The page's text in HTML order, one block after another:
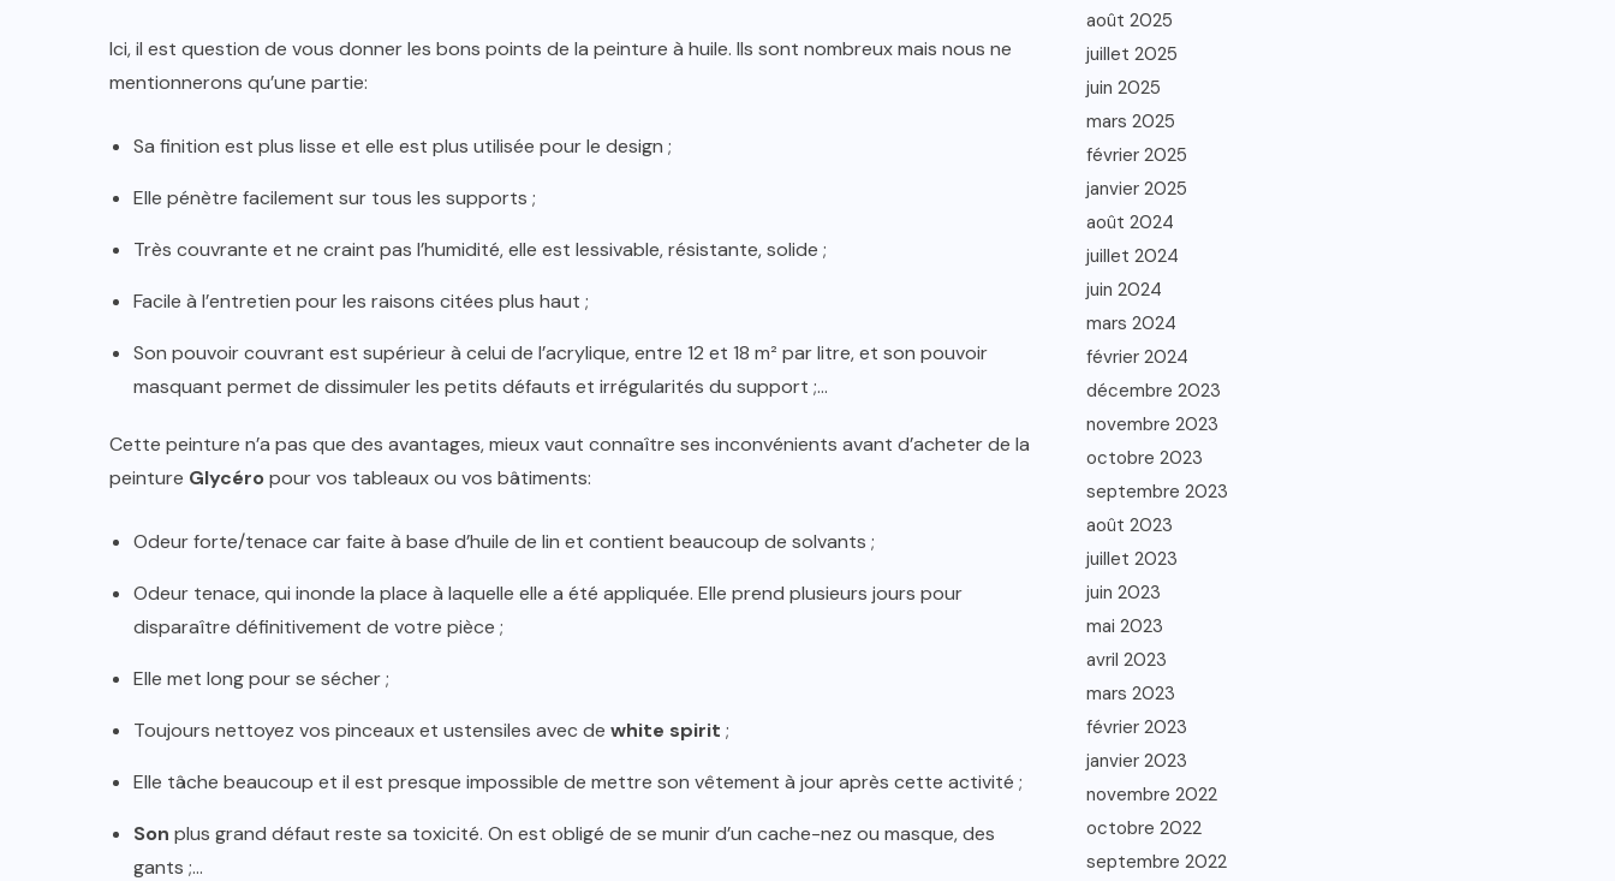
Ici, il est question de vous donner les bons points de la peinture à huile. Ils sont nombreux mais nous ne
mentionnerons qu’une partie:
Sa finition est plus lisse et elle est plus utilisée pour le design ;
Elle pénètre facilement sur tous les supports ;
Très couvrante et ne craint pas l’humidité, elle est lessivable, résistante, solide ;
Facile à l’entretien pour les raisons citées plus haut ;
Son pouvoir couvrant est supérieur à celui de l’acrylique, entre 12 et 18 m² par litre, et son pouvoir
masquant permet de dissimuler les petits défauts et irrégularités du support ;…
Cette peinture n’a pas que des avantages, mieux vaut connaître ses inconvénients avant d’acheter de la
peinture Glycéropour vos tableaux ou vos bâtiments:
Odeur forte/tenace car faite à base d’huile de lin et contient beaucoup de solvants ;
Odeur tenace, qui inonde la place à laquelle elle a été appliquée. Elle prend plusieurs jours pour
disparaître définitivement de votre pièce ;
Elle met long pour se sécher ;
Toujours nettoyez vos pinceaux et ustensiles avec de white spirit ;
Elle tâche beaucoup et il est presque impossible de mettre son vêtement à jour après cette activité ;
Son plus grand défaut reste sa toxicité. On est obligé de se munir d’un cache-nez ou masque, des
gants ;…
août 2025
juillet 2025
juin 2025
mars 2025
février 2025
janvier 2025
août 2024
juillet 2024
juin 2024
mars 2024
février 2024
décembre 2023
novembre 2023
octobre 2023
septembre 2023
août 2023
juillet 2023
juin 2023
mai 2023
avril 2023
mars 2023
février 2023
janvier 2023
novembre 2022
octobre 2022
septembre 2022